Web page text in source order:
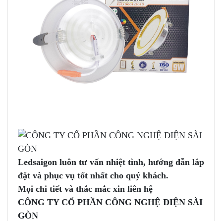
Ledsaigon luôn tư vấn nhiệt tình, hướng dẫn lắp
đặt và phục vụ tốt nhất cho quý khách.
Mọi chi tiết và thắc mắc xin liên hệ
CÔNG TY CỔ PHẦN CÔNG NGHỆ ĐIỆN SÀI
GÒN